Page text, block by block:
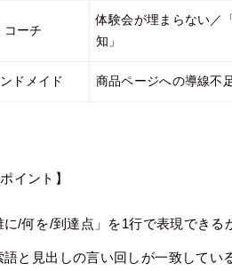
コーチ
体験会が埋まらない／
知」
ドメイド 商品ページへの導線不
イント】
に/何を/到達点」を1行で表現できる
語と見出しの言い回しが一致してい